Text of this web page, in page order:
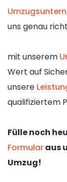
uns genau
mit unserem
Wert auf
unsere
qualifiziertem
Fülle noch
Formularaus
Umzug!